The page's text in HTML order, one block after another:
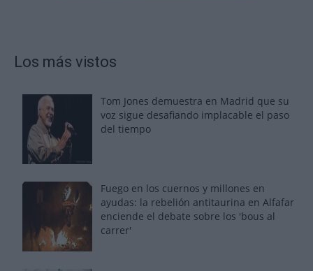
Los más vistos
Tom Jones demuestra en Madrid que su
voz sigue desafiando implacable el paso
del tiempo
Fuego en los cuernos y millones en
ayudas: la rebelión antitaurina en Alfafar
enciende el debate sobre los 'bous al
carrer'